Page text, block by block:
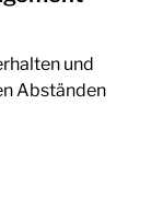
und
Abständen